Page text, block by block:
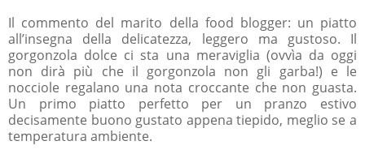
Il commento del marito della food blogger: un piatto
all’insegna della delicatezza, leggero ma gustoso. Il
gorgonzola dolce ci sta una meraviglia (ovvìa da oggi
non dirà più che il gorgonzola non gli garba!) e le
nocciole regalano una nota croccante che non guasta.
Un primo piatto perfetto per un pranzo estivo
decisamente buono gustato appena tiepido, meglio se a
temperatura ambiente.